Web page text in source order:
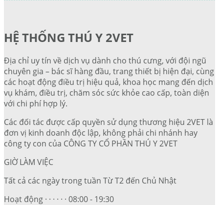
HỆ THỐNG THÚ Y 2VET
Địa chỉ uy tín về dịch vụ dành cho thú cưng, với đội ngũ
chuyên gia – bác sĩ hàng đầu, trang thiết bị hiện đại, cùng
các hoạt động điều trị hiệu quả, khoa học mang đến dịch
vụ khám, điều trị, chăm sóc sức khỏe cao cấp, toàn diện
với chi phí hợp lý.
Các đối tác được cấp quyền sử dụng thương hiệu 2VET là
đơn vị kinh doanh độc lập, không phải chi nhánh hay
công ty con của CÔNG TY CỔ PHẦN THÚ Y 2VET
GIỜ LÀM VIỆC
Tất cả các ngày trong tuần Từ T2 đến Chủ Nhật
Hoạt động · · · · · · 08:00 - 19:30